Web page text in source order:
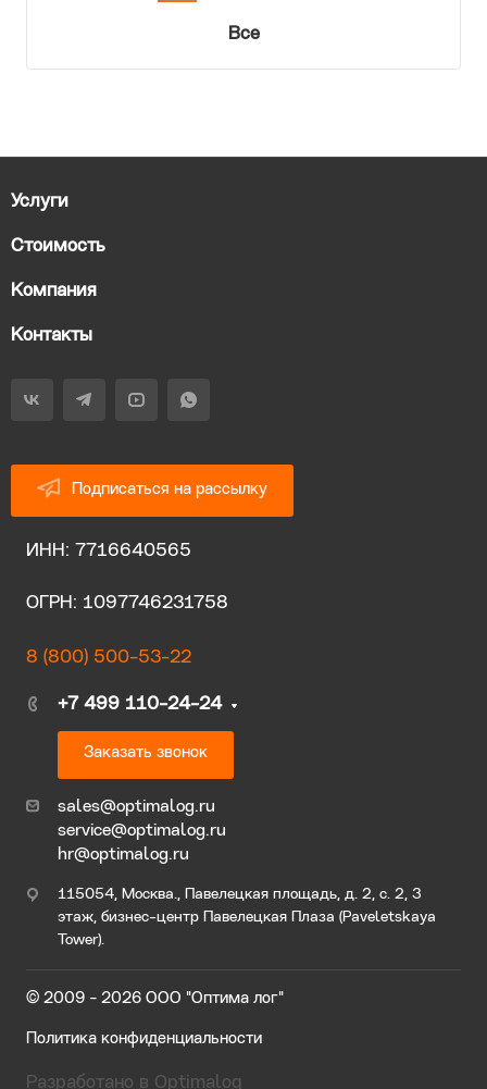
Все
Услуги
Стоимость
Компания
Контакты
Подписаться на рассылку
ИНН: 7716640565
ОГРН: 1097746231758
8 (800) 500-53-22
+7 499 110-24-24
Заказать звонок
sales@optimalog.ru
service@optimalog.ru
hr@optimalog.ru
115054, Москва., Павелецкая площадь, д. 2, с. 2, 3
этаж, бизнес-центр Павелецкая Плаза (Paveletskaya
Tower).
© 2009 - 2026 ООО "Оптима лог"
Политика конфиденциальности
Разработано в Optimalog